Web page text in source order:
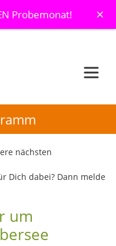
Probemonat! ×
nächsten
Dich dabei? Dann melde
um